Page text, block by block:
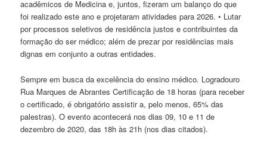
acadêmicos de Medicina e, juntos, fizeram um balanço do que
foi realizado este ano e projetaram atividades para 2026. • Lutar
por processos seletivos de residência justos e contribuintes da
formação do ser médico; além de prezar por residências mais
dignas em conjunto a outras entidades.
Sempre em busca da excelência do ensino médico. Logradouro
Rua Marques de Abrantes Certificação de 18 horas (para receber
o certificado, é obrigatório assistir a, pelo menos, 65% das
palestras). O evento acontecerá nos dias 09, 10 e 11 de
dezembro de 2020, das 18h às 21h (nos dias citados).